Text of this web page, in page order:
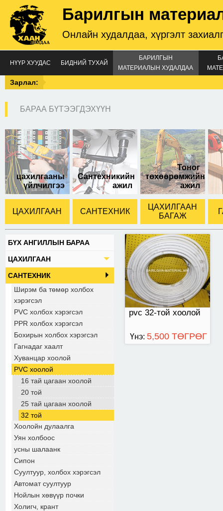
Барилгын
Онлайн худалдаа, хүргэлт
НҮҮР ХУУДАС БИДНИЙ ТУХАЙ
БАРИЛГЫН
МАТЕРИАЛЫН ХУДАЛДАА
Зарлал:
БАРАА БҮТЭЭГДЭХҮҮН
цахилгааны
үйлчилгээ
Сантехникийн
ажил
Тоног
төхөөрөмжийн
ажил
ЦАХИЛГААН САНТЕХНИК
ЦАХИЛГААН
БАГАЖ
БҮХ АНГИЛЛЫН БАРАА
ЦАХИЛГААН
САНТЕХНИК
Ширэм ба төмөр холбох
хэрэгсэл
PVC холбох хэрэгсэл
PPR холбох хэрэгсэл
Бохирын холбох хэрэгсэл
Гагнадаг хаалт
Хуванцар хоолой
PVC хоолой
16 тай цагаан хоолой
20 той
25 тай цагаан хоолой
32 той
Хоолойн дулаалга
Уян холбоос
усны шалаанк
Сипон
Суултуур, холбох хэрэгсэл
Автомат суултуур
Нойлын хөвүүр почки
Холигч, крант
pvc 32-той хоолой
pvc 32-той халуун
хүйтэн усны цагаан
хоолой
Үнэ: 5,500 ТӨГРӨГ